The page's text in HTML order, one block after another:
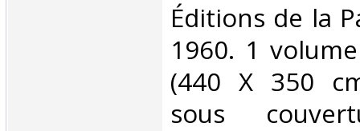
‎Éditions de la
1960. 1
(440 X 350
sous